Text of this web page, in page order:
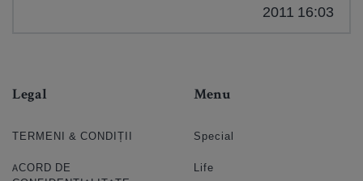
2011 16:03
Legal
TERMENI & CONDIȚII
ACORD DE
Menu
Special
Life